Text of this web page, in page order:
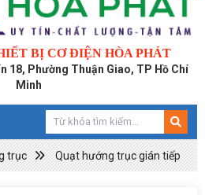
BỊ CƠ ĐIỆN HÒA PHÁT
18, Phường Thuận Giao, TP Hồ Chí
Minh
trục Quạt hướng trục gián tiếp